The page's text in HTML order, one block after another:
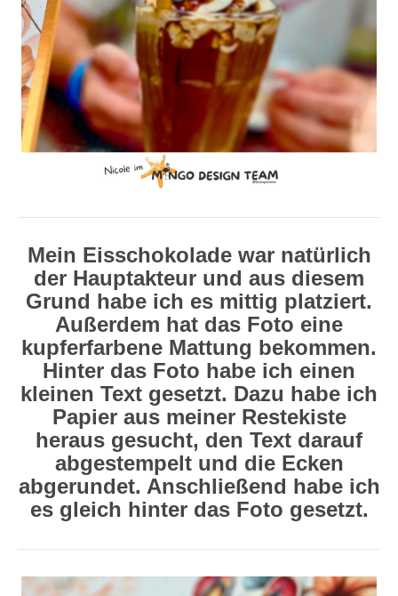
Mein Eisschokolade war natürlich
der Hauptakteur und aus diesem
Grund habe ich es mittig platziert.
Außerdem hat das Foto eine
kupferfarbene Mattung bekommen.
Hinter das Foto habe ich einen
kleinen Text gesetzt. Dazu habe ich
Papier aus meiner Restekiste
heraus gesucht, den Text darauf
abgestempelt und die Ecken
abgerundet. Anschließend habe ich
es gleich hinter das Foto gesetzt.